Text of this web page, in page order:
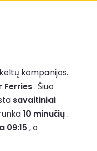
kompanijos.
Ferries. Šiuo
savaitiniai
10 minučių .
09:15 , o